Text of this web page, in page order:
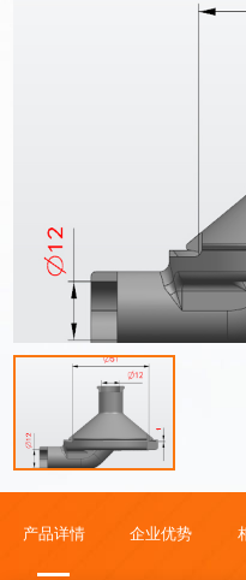
产品详情 企业优势